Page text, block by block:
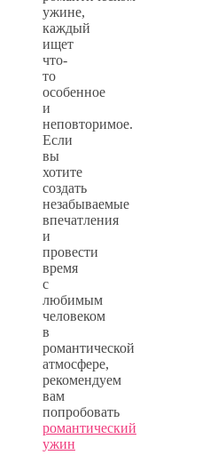
ужине,
каждый
ищет
что-
то
особенное
и
неповторимое.
Если
вы
хотите
создать
незабываемые
впечатления
и
провести
время
с
любимым
человеком
в
романтической
атмосфере,
рекомендуем
вам
попробовать
романтический
ужин